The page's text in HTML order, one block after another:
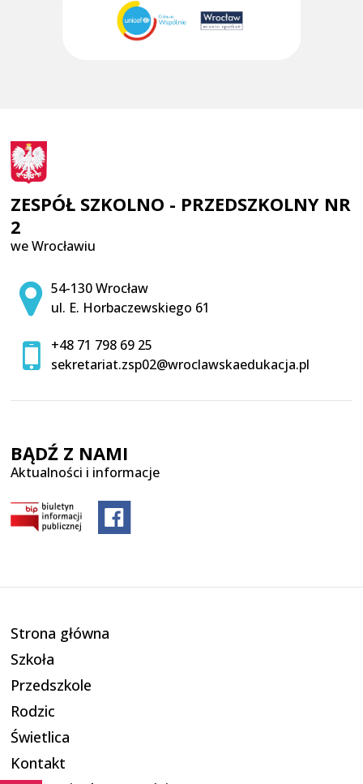
ZESPÓŁ SZKOLNO - PRZEDSZKOLNY NR
2
we Wrocławiu
Adres pocztowy:
54-130 Wrocław
ul. E. Horbaczewskiego 61
+48 71 798 69 25
sekretariat.zsp02@wroclawskaedukacja.pl
BĄDŹ Z NAMI
Aktualności i informacje
Strona główna
Szkoła
Przedszkole
Rodzic
Świetlica
Kontakt